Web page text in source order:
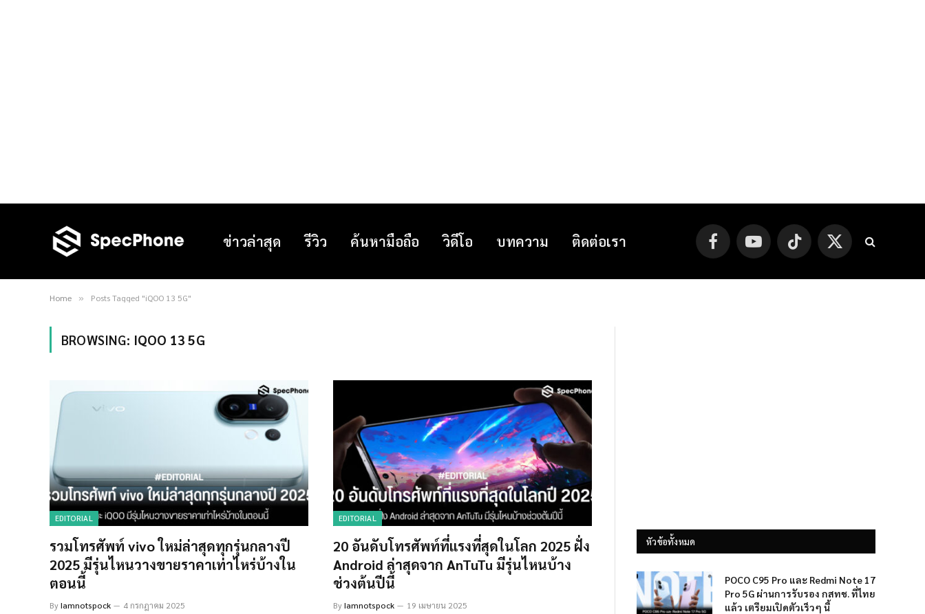
ข่าวล่าสุด รีวิว ค้นหามือถือ วิดีโอ บทความ ติดต่อเรา FacebookYouTube TikTok
X
(Twitter)
Home » Posts Tagged "iQOO 13 5G"
BROWSING: IQOO 13 5G
EDITORIAL
รวมโทรศัพท์ vivo ใหม่ล่าสุดทุกรุ่นกลางปี
2025 มีรุ่นไหนวางขายราคาเท่าไหร่บ้างใน
ตอนนี้
ByIamnotspock 4 กรกฎาคม 2025
EDITORIAL
20 อันดับโทรศัพท์ที่แรงที่สุดในโลก 2025 ฝั่ง
Android ล่าสุดจาก AnTuTu มีรุ่นไหนบ้าง
ช่วงต้นปีนี้
ByIamnotspock 19 เมษายน 2025
หัวข้อทั้งหมด
POCO C95 Pro และ Redmi Note 17
Pro 5G ผ่านการรับรอง กสทช. ที่ไทย
แล้ว เตรียมเปิดตัวเร็วๆ นี้